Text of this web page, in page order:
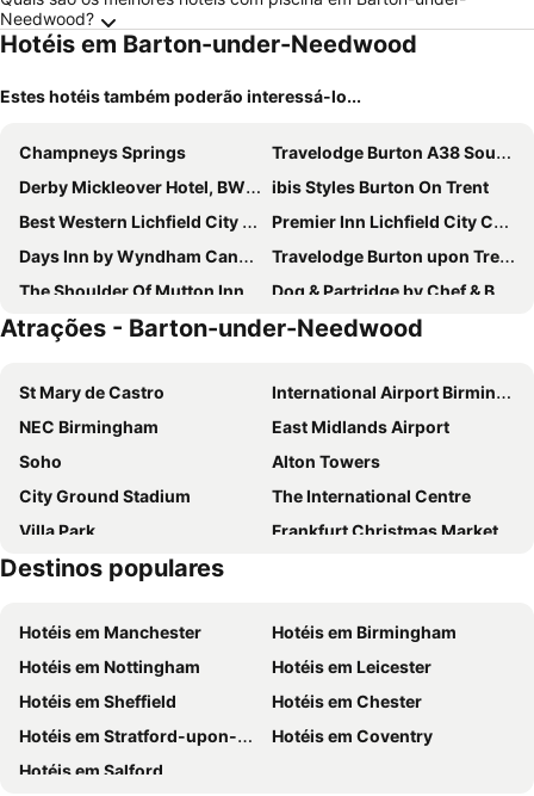
Needwood?
Hotéis em Barton-under-Needwood
Estes hotéis também poderão interessá-lo...
Champneys Springs
Travelodge Burton A38 Southbound
Derby Mickleover Hotel, BW Signature Collection
ibis Styles Burton On Trent
Best Western Lichfield City Centre The George Hotel
Premier Inn Lichfield City Centre
Days Inn by Wyndham Cannock Norton Canes M6 Toll
Travelodge Burton upon Trent Central
The Shoulder Of Mutton Inn
Dog & Partridge by Chef & Brewer Collection
Unicorn Inn
Hilton House
Atrações - Barton-under-Needwood
St Mary de Castro
International Airport Birmingham
NEC Birmingham
East Midlands Airport
Soho
Alton Towers
City Ground Stadium
The International Centre
Villa Park
Frankfurt Christmas Market Birmingham
New Street Station Birmingham
Westside
Sheldon
University of Warwick
Aston Hall
Coventry Cathedral
St Mary the Virgin
Bloodstock Metal Festival
Conkers
Blithfield Reservoir
Destinos populares
Hotéis em Manchester
Hotéis em Birmingham
Hotéis em Nottingham
Hotéis em Leicester
Hotéis em Sheffield
Hotéis em Chester
Hotéis em Stratford-upon-Avon
Hotéis em Coventry
Hotéis em Salford